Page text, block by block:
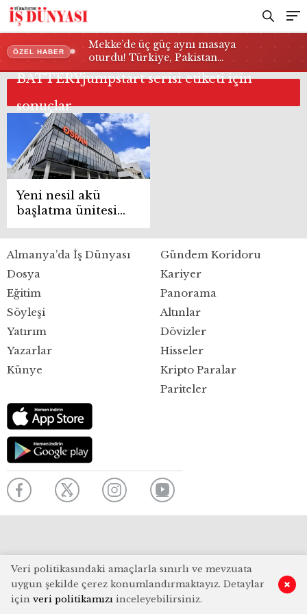
ÖZEL HABER
Mekke’de üç güç aynı masaya
oturdu! Türkiye, Pakistan…
BATTERYjumpstart serisi etiketi için
sonuçlar
Yeni nesil akü
başlatma ünitesi
kullanıcıların
hizmetinde
Almanya’da İş Dünyası
Dosya
Eğitim
Gündem Koridoru
Kariyer
Panorama
Söyleşi
Yatırım
Yazarlar
Künye
Altınlar
Dövizler
Hisseler
Kripto Paralar
Pariteler
Veri politikasındaki amaçlarla sınırlı ve mevzuata
uygun şekilde çerez konumlandırmaktayız. Detaylar
için veri politikamızı inceleyebilirsiniz.